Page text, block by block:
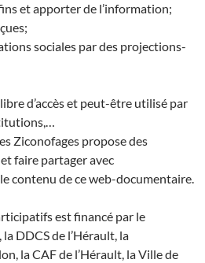
et apporter de l’information;
sociales par des projections-
d’accès et peut-être utilisé par
Ziconofages propose des
faire partager avec
contenu de ce web-documentaire.
est financé par le
DDCS de l’Hérault, la
la CAF de l’Hérault, la Ville de